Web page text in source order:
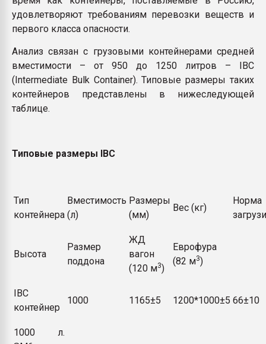
удовлетворяют требованиям перевозки веществ и
первого класса опасности.
Анализ связан с грузовыми контейнерами средней
вместимости – от 950 до 1250 литров – IBC
(Intermediate Bulk Container). Типовые размеры таких
контейнеров представлены в нижеследующей
таблице.
Типовые размеры IBC
Тип
контейнера
Вместимость
(л)
Размеры
(мм)
Вес (кг)
Норма
загрузи
Высота
Размер
поддона
ЖД
вагон
(120 м3)
Еврофура
(82 м3)
IBC
контейнер
1000 1165±5 1200*1000±5 66±10
1000 л.